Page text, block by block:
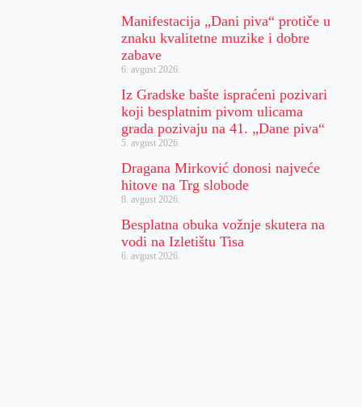
Manifestacija „Dani piva“ protiče u
znaku kvalitetne muzike i dobre
zabave
6. avgust 2026.
Iz Gradske bašte ispraćeni pozivari
koji besplatnim pivom ulicama
grada pozivaju na 41. „Dane piva“
5. avgust 2026.
Dragana Mirković donosi najveće
hitove na Trg slobode
8. avgust 2026.
Besplatna obuka vožnje skutera na
vodi na Izletištu Tisa
6. avgust 2026.